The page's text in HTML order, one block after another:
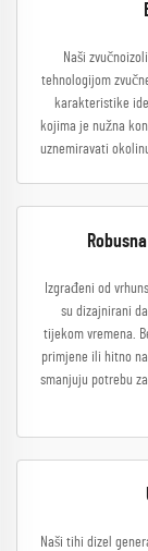
Naši
tehnologijom
karakteristike
kojima je nužna
uznemiravati
Izgrađeni od
su dizajnirani
tijekom vremena.
primjene ili hitno
smanjuju potrebu
Naši tihi dizel